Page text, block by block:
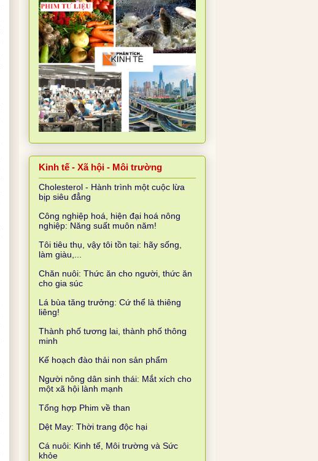
Kinh tế - Xã hội - Môi trường
Cholesterol - Hành trình một cuộc lừa
bịp siêu đẳng
Công nghiệp hoá, hiện đại hoá nông
nghiệp: Năng suất muôn năm!
Tôi tiêu thụ, vậy tôi tồn tại: hãy sống,
làm giàu,...
Chăn nuôi: Thức ăn cho người, thức ăn
cho gia súc
Lá bùa tăng trưởng: Cứ thể là thiêng
liêng!
Thành phố tương lai, thành phố thông
minh
Kế hoạch đào thải non sản phẩm
Người nông dân sinh thái: Mắt xích cho
một xã hội lành mạnh
Tổng hợp Phim về than
Dệt May: Thời trang độc hại
Cá nuôi: Kinh tế, Môi trường và Sức
khỏe